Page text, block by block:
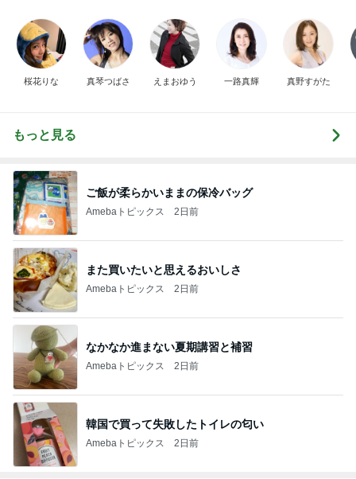
桜花りな 真琴つばさ えまおゆう 一路真輝 真野すがた
もっと見る
ご飯が柔らかいままの保冷バッグ
Amebaトピックス 2日前
また買いたいと思えるおいしさ
Amebaトピックス 2日前
なかなか進まない夏期講習と補習
Amebaトピックス 2日前
韓国で買って失敗したトイレの匂い
Amebaトピックス 2日前